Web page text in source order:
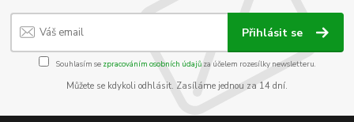
Přihlásit se
Souhlasím se zpracováním osobních údajůza účelem rozesílky newsletteru.
Můžete se kdykoli odhlásit. Zasíláme jednou za 14 dní.